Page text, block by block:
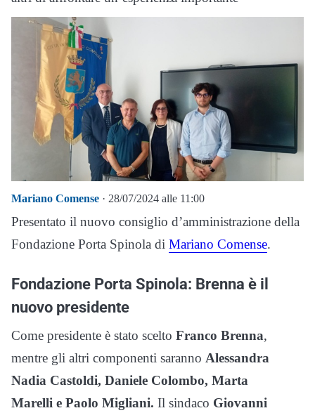
Mariano Comense · 28/07/2024 alle 11:00
Presentato il nuovo consiglio d’amministrazione della
Fondazione Porta Spinola di Mariano Comense.
Fondazione Porta Spinola: Brenna è il
nuovo presidente
Come presidente è stato scelto Franco Brenna,
mentre gli altri componenti saranno Alessandra
Nadia Castoldi, Daniele Colombo, Marta
Marelli e Paolo Migliani. Il sindaco Giovanni